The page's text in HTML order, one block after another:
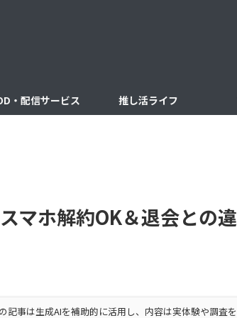
・配信サービス 推し活ライフ
マホ解約OK＆退会との違
事は生成AIを補助的に活用し、内容は実体験や調査を